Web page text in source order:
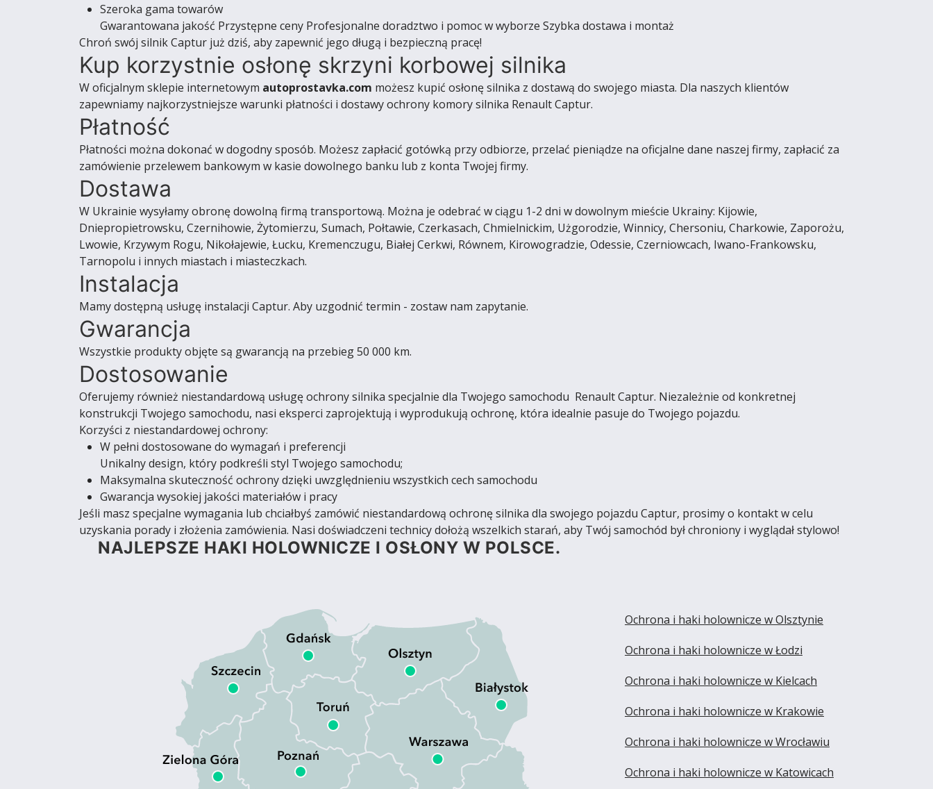
Szeroka gama towarów
Gwarantowana jakość Przystępne ceny Profesjonalne doradztwo i pomoc w wyborze Szybka dostawa i montaż
Chroń swój silnik Captur już dziś, aby zapewnić jego długą i bezpieczną pracę!
Kup korzystnie osłonę skrzyni korbowej silnika
W oficjalnym sklepie internetowym autoprostavka.com możesz kupić osłonę silnika z dostawą do swojego miasta. Dla naszych klientów
zapewniamy najkorzystniejsze warunki płatności i dostawy ochrony komory silnika Renault Captur.
Płatność
Płatności można dokonać w dogodny sposób. Możesz zapłacić gotówką przy odbiorze, przelać pieniądze na oficjalne dane naszej firmy, zapłacić za
zamówienie przelewem bankowym w kasie dowolnego banku lub z konta Twojej firmy.
Dostawa
W Ukrainie wysyłamy obronę dowolną firmą transportową. Można je odebrać w ciągu 1-2 dni w dowolnym mieście Ukrainy: Kijowie,
Dniepropietrowsku, Czernihowie, Żytomierzu, Sumach, Połtawie, Czerkasach, Chmielnickim, Użgorodzie, Winnicy, Chersoniu, Charkowie, Zaporożu,
Lwowie, Krzywym Rogu, Nikołajewie, Łucku, Kremenczugu, Białej Cerkwi, Równem, Kirowogradzie, Odessie, Czerniowcach, Iwano-Frankowsku,
Tarnopolu i innych miastach i miasteczkach.
Instalacja
Mamy dostępną usługę instalacji Captur. Aby uzgodnić termin - zostaw nam zapytanie.
Gwarancja
Wszystkie produkty objęte są gwarancją na przebieg 50 000 km.
Dostosowanie
Oferujemy również niestandardową usługę ochrony silnika specjalnie dla Twojego samochodu Renault Captur. Niezależnie od konkretnej
konstrukcji Twojego samochodu, nasi eksperci zaprojektują i wyprodukują ochronę, która idealnie pasuje do Twojego pojazdu.
Korzyści z niestandardowej ochrony:
W pełni dostosowane do wymagań i preferencji
Unikalny design, który podkreśli styl Twojego samochodu;
Maksymalna skuteczność ochrony dzięki uwzględnieniu wszystkich cech samochodu
Gwarancja wysokiej jakości materiałów i pracy
Jeśli masz specjalne wymagania lub chciałbyś zamówić niestandardową ochronę silnika dla swojego pojazdu Captur, prosimy o kontakt w celu
uzyskania porady i złożenia zamówienia. Nasi doświadczeni technicy dołożą wszelkich starań, aby Twój samochód był chroniony i wyglądał stylowo!
NAJLEPSZE HAKI HOLOWNICZE I OSŁONY W POLSCE.
Ochrona i haki holownicze w Olsztynie
Ochrona i haki holownicze w Łodzi
Ochrona i haki holownicze w Kielcach
Ochrona i haki holownicze w Krakowie
Ochrona i haki holownicze w Wrocławiu
Ochrona i haki holownicze w Katowicach